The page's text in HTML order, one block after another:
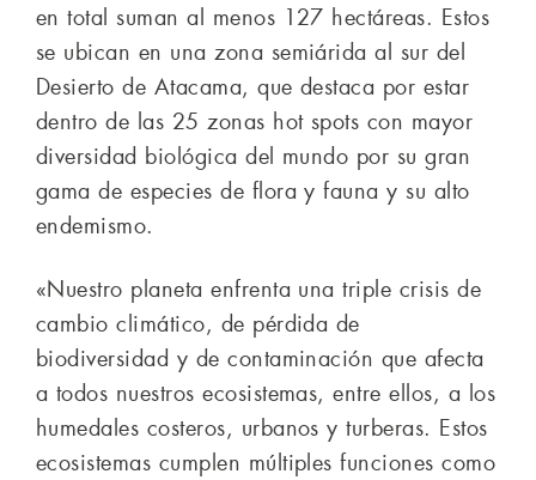
en total suman al menos 127 hectáreas. Estos
se ubican en una zona semiárida al sur del
Desierto de Atacama, que destaca por estar
dentro de las 25 zonas hot spots con mayor
diversidad biológica del mundo por su gran
gama de especies de flora y fauna y su alto
endemismo.
«Nuestro planeta enfrenta una triple crisis de
cambio climático, de pérdida de
biodiversidad y de contaminación que afecta
a todos nuestros ecosistemas, entre ellos, a los
humedales costeros, urbanos y turberas. Estos
ecosistemas cumplen múltiples funciones como